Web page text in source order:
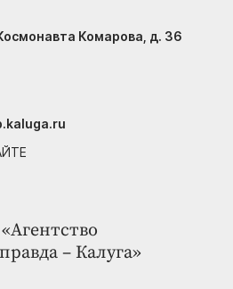
– Калуга»
Комарова, д. 36